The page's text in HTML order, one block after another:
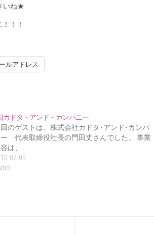
いね★
！！
ルアドレス
)カドタ・アンド・カンパニー
のゲストは、株式会社カドタ･アンド･カンパ
ー 代表取締役社長の門田丈さんでした。 事業
は、…
07-05